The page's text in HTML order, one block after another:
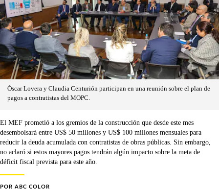
Óscar Lovera y Claudia Centurión participan en una reunión sobre el plan de
pagos a contratistas del MOPC.
El MEF prometió a los gremios de la construcción que desde este mes
desembolsará entre US$ 50 millones y US$ 100 millones mensuales para
reducir la deuda acumulada con contratistas de obras públicas. Sin embargo,
no aclaró si estos mayores pagos tendrán algún impacto sobre la meta de
déficit fiscal prevista para este año.
POR ABC COLOR